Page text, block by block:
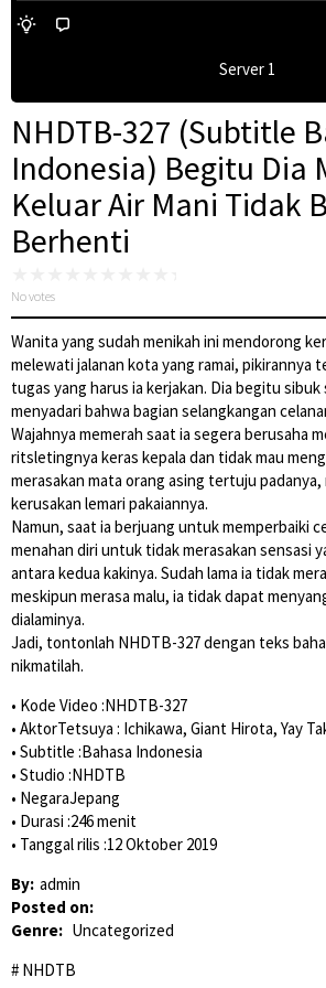
Server 1
NHDTB-327 (Subtitle
Indonesia) Begitu Dia
Keluar Air Mani Tidak
Berhenti
No votes
Wanita yang sudah menikah ini mendorong
melewati jalanan kota yang ramai, pikirannya
tugas yang harus ia kerjakan. Dia begitu
menyadari bahwa bagian selangkangan
Wajahnya memerah saat ia segera berusaha
ritsletingnya keras kepala dan tidak mau
merasakan mata orang asing tertuju padanya,
kerusakan lemari pakaiannya.
Namun, saat ia berjuang untuk memperbaiki
menahan diri untuk tidak merasakan sensasi
antara kedua kakinya. Sudah lama ia tidak
meskipun merasa malu, ia tidak dapat
dialaminya.
Jadi, tontonlah NHDTB-327 dengan teks
nikmatilah.
• Kode Video :NHDTB-327
• AktorTetsuya : Ichikawa, Giant Hirota, Yay
• Subtitle :Bahasa Indonesia
• Studio :NHDTB
• NegaraJepang
• Durasi :246 menit
• Tanggal rilis :12 Oktober 2019
By: admin
Posted on:
Genre: Uncategorized
NHDTB